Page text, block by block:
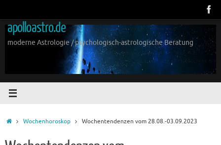
springen
apolloastro.de
moderne Astrologie / psychologisch-astrologische Beratung
StartWochenhoroskop Wochentendenzen vom 28.08.-03.09.2023